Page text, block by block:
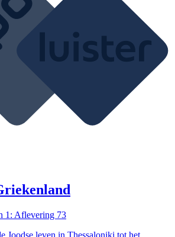
1: Aflevering 73
Joodse leven in Thessaloniki tot het